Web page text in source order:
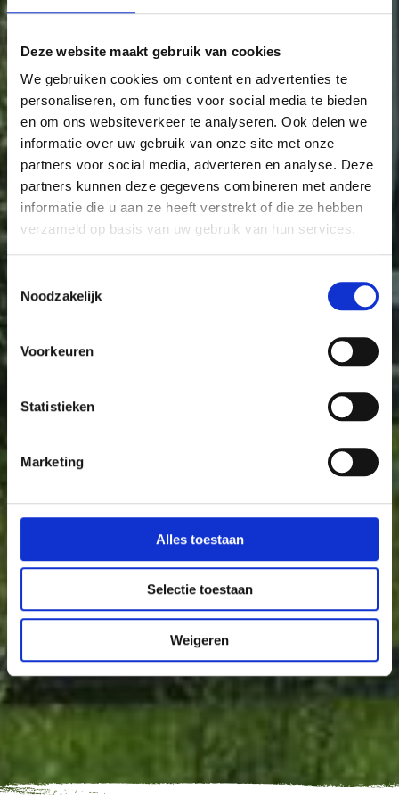
Deze website maakt gebruik van cookies
We gebruiken cookies om content en advertenties te
personaliseren, om functies voor social media te bieden
en om ons websiteverkeer te analyseren. Ook delen we
informatie over uw gebruik van onze site met onze
partners voor social media, adverteren en analyse. Deze
partners kunnen deze gegevens combineren met andere
informatie die u aan ze heeft verstrekt of die ze hebben
verzameld op basis van uw gebruik van hun services.
Toestemmingsselectie
Noodzakelijk
Voorkeuren
Statistieken
Marketing
Alles toestaan
Selectie toestaan
Weigeren
33
24